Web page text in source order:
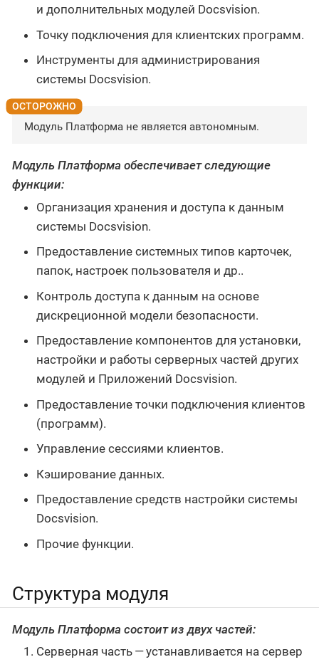
и дополнительных модулей Docsvision.
Точку подключения для клиентских программ.
Инструменты для администрирования
системы Docsvision.
Модуль Платформа не является автономным.
Модуль Платформа обеспечивает следующие
функции:
Организация хранения и доступа к данным
системы Docsvision.
Предоставление системных типов карточек,
папок, настроек пользователя и др..
Контроль доступа к данным на основе
дискреционной модели безопасности.
Предоставление компонентов для установки,
настройки и работы серверных частей других
модулей и Приложений Docsvision.
Предоставление точки подключения клиентов
(программ).
Управление сессиями клиентов.
Кэширование данных.
Предоставление средств настройки системы
Docsvision.
Прочие функции.
Структура модуля
Модуль Платформа состоит из двух частей:
Серверная часть — устанавливается на сервер